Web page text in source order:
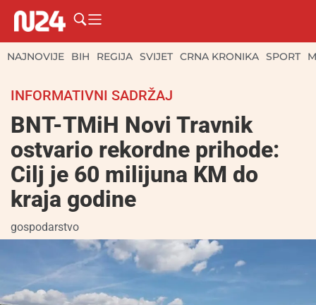
NAJNOVIJE BIH REGIJA SVIJET CRNA KRONIKA SPORT
INFORMATIVNI SADRŽAJ
BNT-TMiH Novi Travnik
ostvario rekordne prihode:
Cilj je 60 milijuna KM do
kraja godine
gospodarstvo